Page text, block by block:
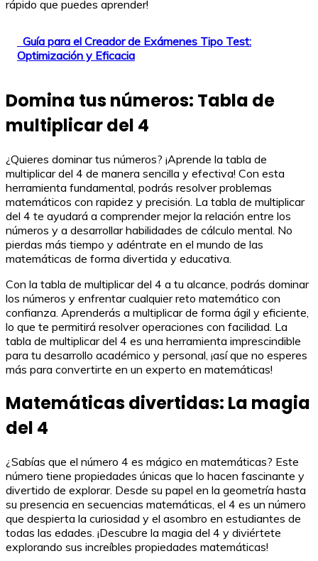
rápido que puedes aprender!
Guía para el Creador de Exámenes Tipo Test:
Optimización y Eficacia
Domina tus números: Tabla de
multiplicar del 4
¿Quieres dominar tus números? ¡Aprende la tabla de
multiplicar del 4 de manera sencilla y efectiva! Con esta
herramienta fundamental, podrás resolver problemas
matemáticos con rapidez y precisión. La tabla de multiplicar
del 4 te ayudará a comprender mejor la relación entre los
números y a desarrollar habilidades de cálculo mental. No
pierdas más tiempo y adéntrate en el mundo de las
matemáticas de forma divertida y educativa.
Con la tabla de multiplicar del 4 a tu alcance, podrás dominar
los números y enfrentar cualquier reto matemático con
confianza. Aprenderás a multiplicar de forma ágil y eficiente,
lo que te permitirá resolver operaciones con facilidad. La
tabla de multiplicar del 4 es una herramienta imprescindible
para tu desarrollo académico y personal, ¡así que no esperes
más para convertirte en un experto en matemáticas!
Matemáticas divertidas: La magia
del 4
¿Sabías que el número 4 es mágico en matemáticas? Este
número tiene propiedades únicas que lo hacen fascinante y
divertido de explorar. Desde su papel en la geometría hasta
su presencia en secuencias matemáticas, el 4 es un número
que despierta la curiosidad y el asombro en estudiantes de
todas las edades. ¡Descubre la magia del 4 y diviértete
explorando sus increíbles propiedades matemáticas!